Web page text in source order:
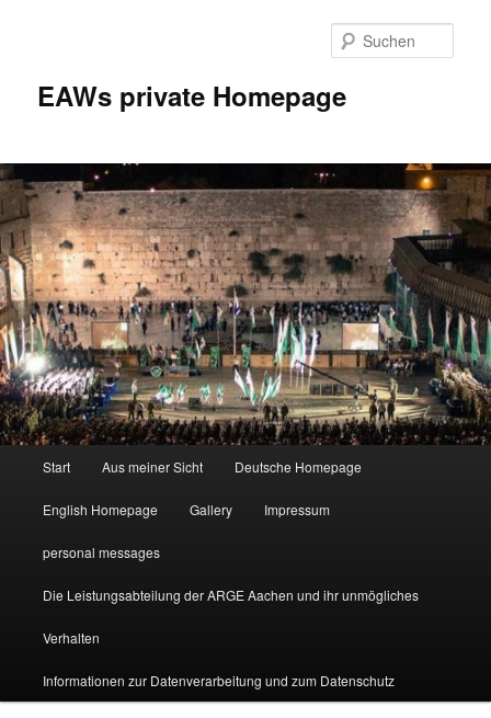
EAWs private Homepage
Start Aus meiner Sicht Deutsche Homepage
English Homepage Gallery Impressum
personal messages
Die Leistungsabteilung der ARGE Aachen und ihr unmögliches
Verhalten
Informationen zur Datenverarbeitung und zum Datenschutz